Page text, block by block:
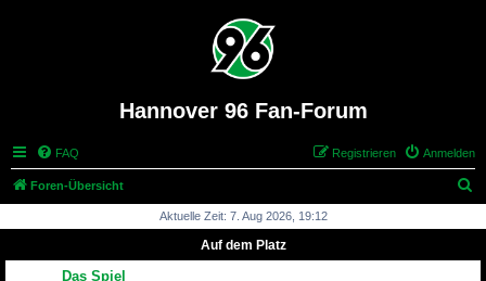
Hannover 96 Fan-Forum
FAQ Anmelden
Registrieren
Foren-Übersicht
h
Aktuelle Zeit: 7. Aug 2026, 19:12
Auf dem Platz
Das Spiel